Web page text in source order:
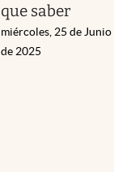
que saber
miércoles, 25 de Junio
de 2025